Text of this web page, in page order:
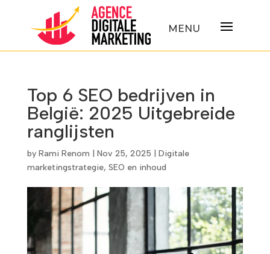
Top 6 SEO bedrijven in
België: 2025 Uitgebreide
ranglijsten
by Rami Renom Nov 25, 2025
Digitale
marketingstrategie, SEO en inhoud